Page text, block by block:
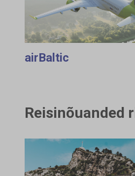
airBaltic
Reisinõuanded